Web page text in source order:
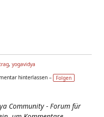
, yogavidya
hinterlassen –
Folgen
Community - Forum für